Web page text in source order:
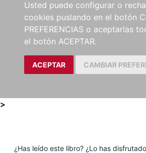
Usted puede configurar o
cookies puslando en el botón
PREFERENCIAS o aceptarlas
el botón ACEPTAR.
ACEPTAR CAMBIAR
>
¿Has leído este libro? ¿Lo has